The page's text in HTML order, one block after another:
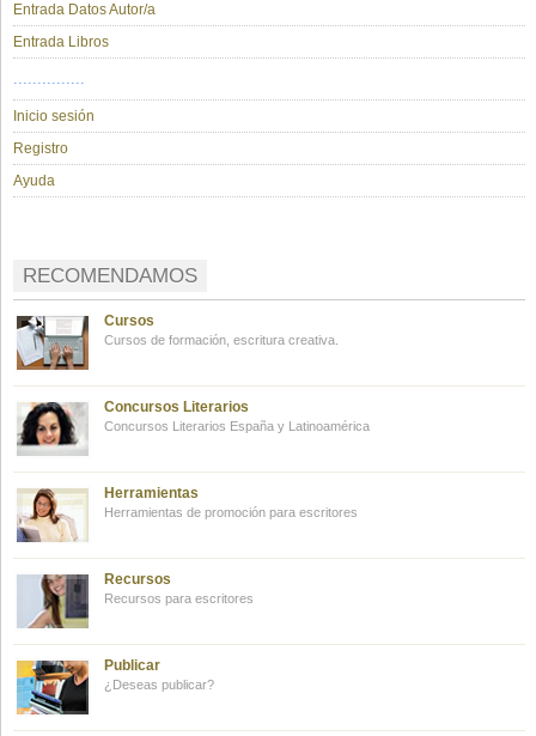
Entrada Datos Autor/a
Entrada Libros
...............
Inicio sesión
Registro
Ayuda
RECOMENDAMOS
Cursos
Cursos de formación, escritura creativa.
Concursos Literarios
Concursos Literarios España y Latinoamérica
Herramientas
Herramientas de promoción para escritores
Recursos
Recursos para escritores
Publicar
¿Deseas publicar?